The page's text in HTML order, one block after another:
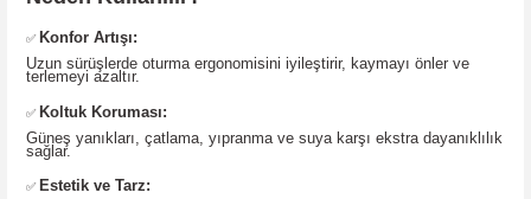
✅ Konfor Artışı:
Uzun sürüşlerde oturma ergonomisini iyileştirir, kaymayı önler ve
terlemeyi azaltır.
✅ Koltuk Koruması:
Güneş yanıkları, çatlama, yıpranma ve suya karşı ekstra dayanıklılık
sağlar.
✅ Estetik ve Tarz: